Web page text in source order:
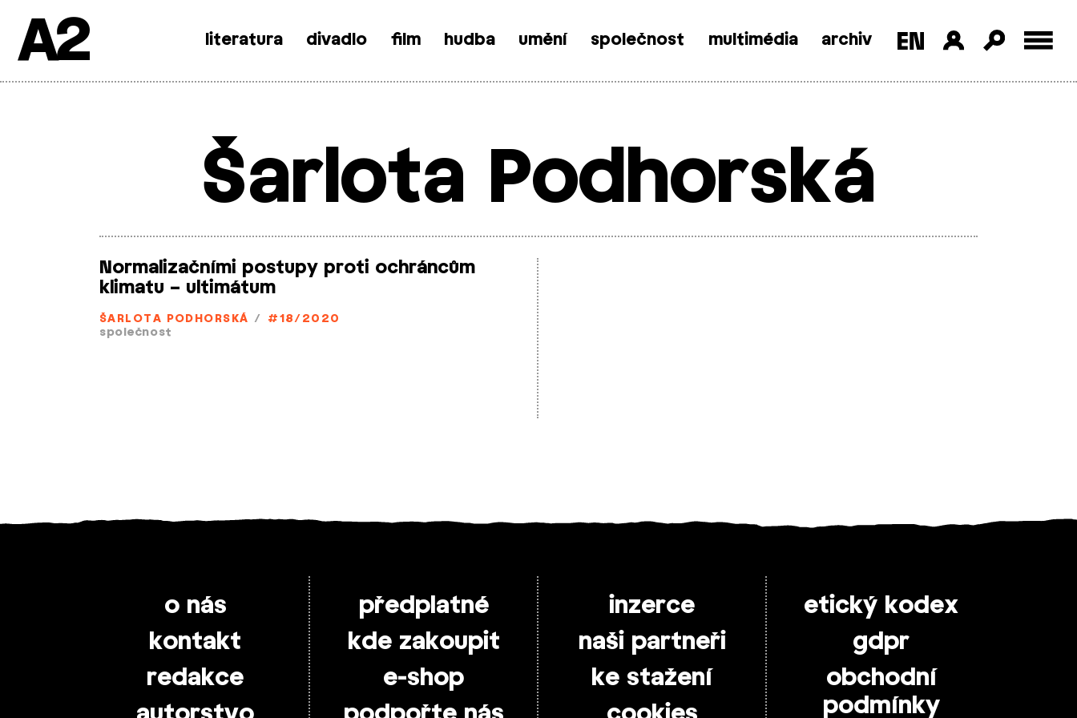
SkipA2 literatura divadlo film hudba umění společnost multimédia archiv
Šarlota Podhorská
Normalizačními postupy proti ochráncům
klimatu – ultimátum
ŠARLOTA PODHORSKÁ /
#18/2020
společnost
o nás
kontakt
redakce
předplatné
kde zakoupit
e-shop
inzerce
naši partneři
ke stažení
etický kodex
gdpr
obchodní
podmínky